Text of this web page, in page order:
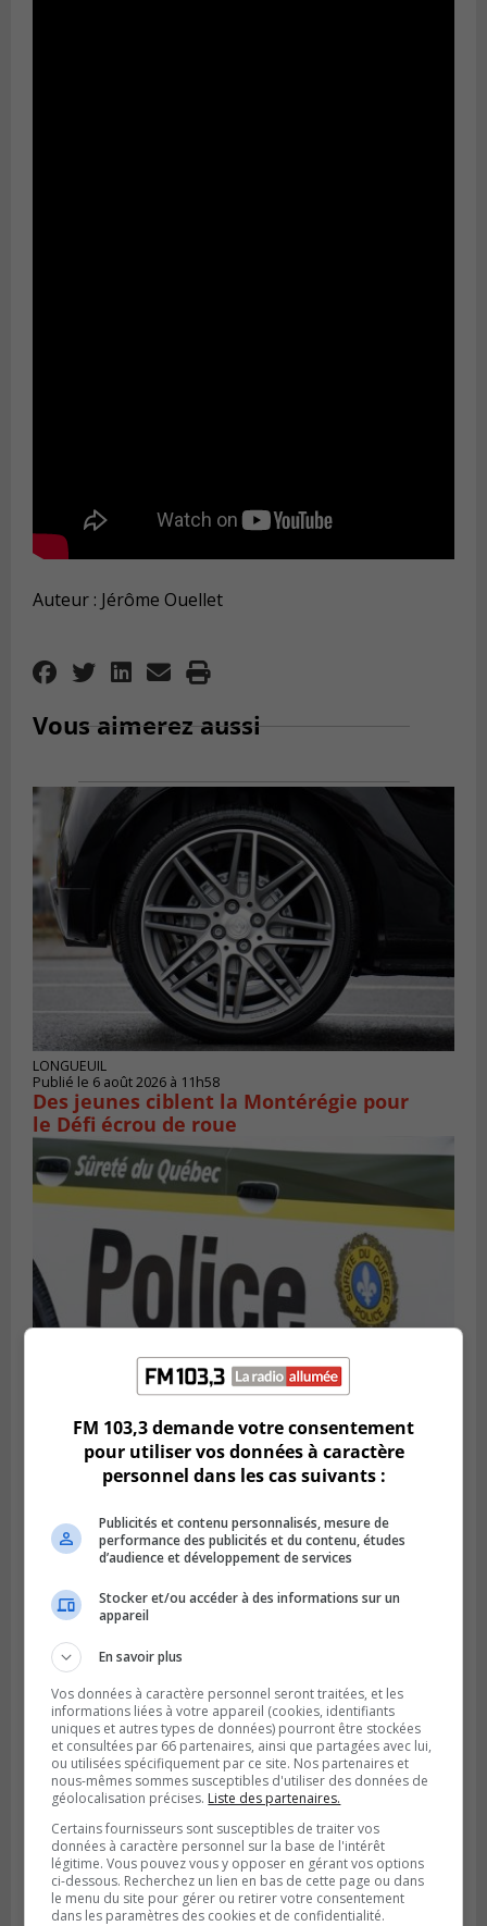
Auteur : Jérôme Ouellet
Vous aimerez aussi
LONGUEUIL
Publié le 6 août 2026 à 11h58
Des jeunes ciblent la Montérégie pour
le Défi écrou de roue
La grenade du camping du lac Cristal était
inoffensive
Publié le 5 août 2026 à 09h42
La SQ lance un appel à la population pour
retrouver un homme disparu
FM 103,3 demande votre consentement
pour utiliser vos données à caractère
personnel dans les cas suivants :
Publicités et contenu personnalisés, mesure de
performance des publicités et du contenu, études
d’audience et développement de services
Stocker et/ou accéder à des informations sur un
appareil
En savoir plus
Vos données à caractère personnel seront traitées, et les
informations liées à votre appareil (cookies, identifiants
uniques et autres types de données) pourront être stockées
et consultées par 66 partenaires, ainsi que partagées avec lui,
ou utilisées spécifiquement par ce site. Nos partenaires et
nous-mêmes sommes susceptibles d'utiliser des données de
géolocalisation précises. Liste des partenaires.
Certains fournisseurs sont susceptibles de traiter vos
données à caractère personnel sur la base de l'intérêt
légitime. Vous pouvez vous y opposer en gérant vos options
ci-dessous. Recherchez un lien en bas de cette page ou dans
le menu du site pour gérer ou retirer votre consentement
dans les paramètres des cookies et de confidentialité.